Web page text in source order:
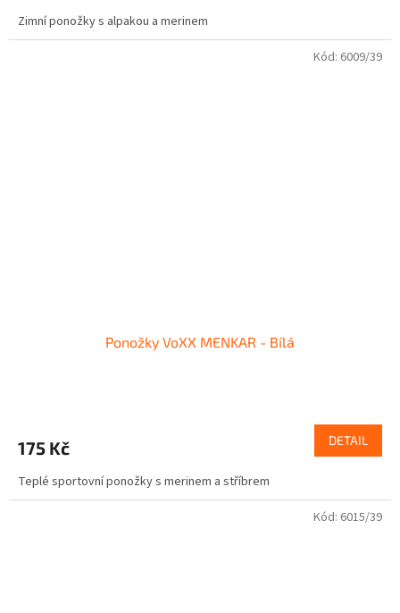
Zimní ponožky s alpakou a merinem
Ponožky VoXX MENKAR - Bílá
175 Kč DETAIL
Teplé sportovní ponožky s merinem a stříbrem
Kód: 6009/39
Kód: 6015/39